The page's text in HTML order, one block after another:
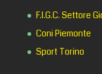
F.I.G.C. Settore
Coni Piemonte
Sport Torino